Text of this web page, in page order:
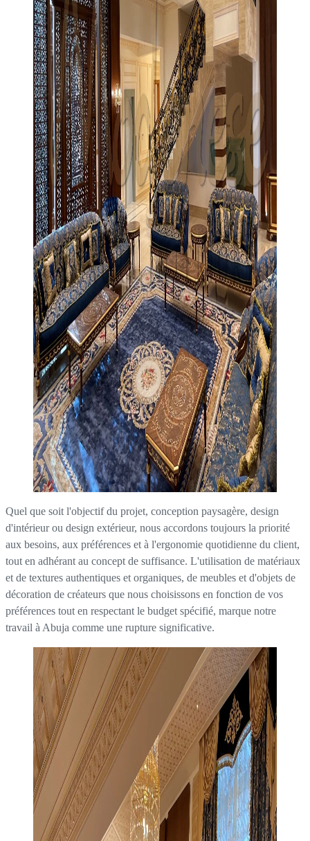
Quel que soit l'objectif du projet, conception paysagère, design
d'intérieur ou design extérieur, nous accordons toujours la priorité
aux besoins, aux préférences et à l'ergonomie quotidienne du client,
tout en adhérant au concept de suffisance. L'utilisation de matériaux
et de textures authentiques et organiques, de meubles et d'objets de
décoration de créateurs que nous choisissons en fonction de vos
préférences tout en respectant le budget spécifié, marque notre
travail à Abuja comme une rupture significative.